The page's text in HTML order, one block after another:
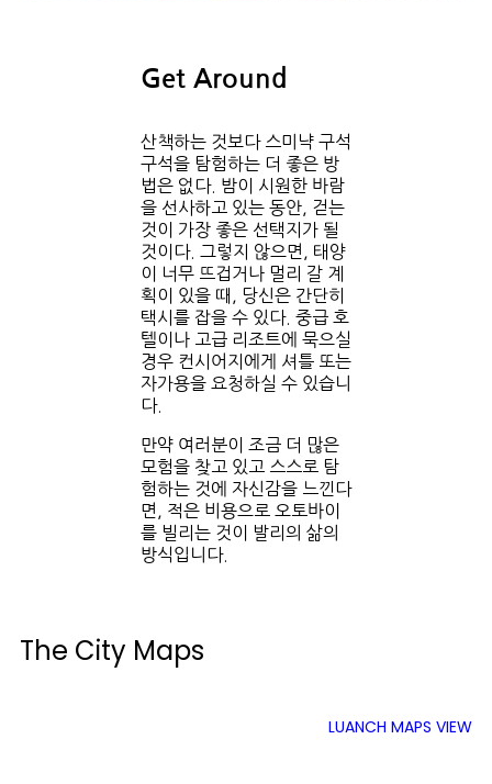
Get Around
산책하는 것보다 스미냑 구석
구석을 탐험하는 더 좋은 방
법은 없다. 밤이 시원한 바람
을 선사하고 있는 동안, 걷는
것이 가장 좋은 선택지가 될
것이다. 그렇지 않으면, 태양
이 너무 뜨겁거나 멀리 갈 계
획이 있을 때, 당신은 간단히
택시를 잡을 수 있다. 중급 호
텔이나 고급 리조트에 묵으실
경우 컨시어지에게 셔틀 또는
자가용을 요청하실 수 있습니
다.
만약 여러분이 조금 더 많은
모험을 찾고 있고 스스로 탐
험하는 것에 자신감을 느낀다
면, 적은 비용으로 오토바이
를 빌리는 것이 발리의 삶의
방식입니다.
The City Maps
LUANCH MAPS VIEW